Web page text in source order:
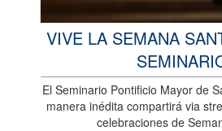
VIVE LA SEMANA
El Seminario Pontificio Mayor de
manera inédita compartirá via
celebraciones de